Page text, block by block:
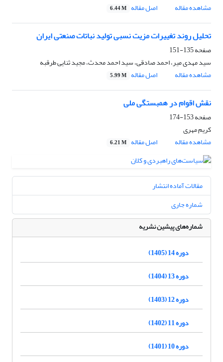
مشاهده مقاله
اصل مقاله 6.44 M
تحلیل روند تغییرات مزیت نسبی تولید نباتات صنعتی ایران
صفحه135-151
سید مهدی میر، احمد صادقی، سید احمد محدث، مجید ثنایی طرقبه
مشاهده مقاله
اصل مقاله 5.99 M
نقش اقوام در همبستگی ملی
صفحه153-174
کریم مهری
مشاهده مقاله
اصل مقاله 6.21 M
مقالات آماده انتشار
شماره جاری
شماره‌های پیشین نشریه
دوره 14 (1405)
دوره 13 (1404)
دوره 12 (1403)
دوره 11 (1402)
دوره 10 (1401)